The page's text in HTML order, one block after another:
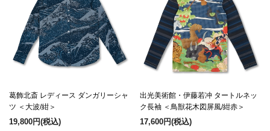
葛飾北斎 レディース ダンガリーシャ
ツ ＜大波/紺＞
19,800円(税込)
出光美術館・伊藤若冲 タートルネッ
ク長袖 ＜鳥獣花木図屏風/紺赤＞
17,600円(税込)